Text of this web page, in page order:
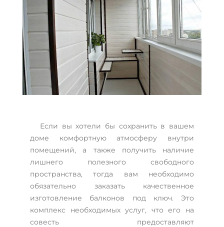
Если вы хотели бы сохранить в вашем
доме комфортную атмосферу внутри
помещений, а также получить наличие
лишнего полезного свободного
пространства, тогда вам необходимо
обязательно заказать качественное
изготовление балконов под ключ. Это
комплекс необходимых услуг, что его на
совесть предоставляют